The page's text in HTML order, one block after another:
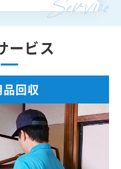
ービス
回収